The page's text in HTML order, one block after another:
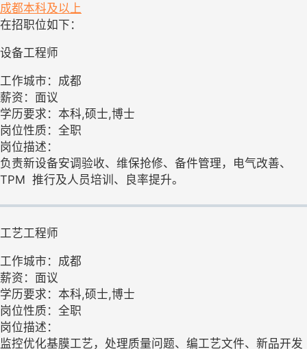
成都本科及以上
在招职位如下：
设备工程师
工作城市：成都
薪资：面议
学历要求：本科,硕士,博士
岗位性质：全职
岗位描述：
负责新设备安调验收、维保抢修、备件管理，电气改善、
TPM 推行及人员培训、良率提升。
工艺工程师
工作城市：成都
薪资：面议
学历要求：本科,硕士,博士
岗位性质：全职
岗位描述：
监控优化基膜工艺，处理质量问题、编工艺文件、新品开发